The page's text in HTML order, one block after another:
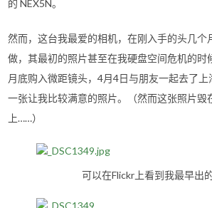
的 NEX5N。
然而，这台我最爱的相机，在刚入手的头几个
做，其最初的照片甚至在我硬盘空间危机的
月底购入微距镜头，4月4日与朋友一起去了
一张让我比较满意的照片。（然而这张照片毁
上……）
可以在Flickr上看到我最早出